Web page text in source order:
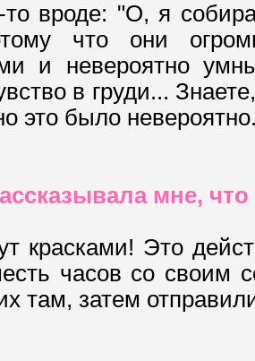
вроде: "О, я
что они
и невероятно
в груди...
это было
мне,
красками! Это
часов со своим
там, затем